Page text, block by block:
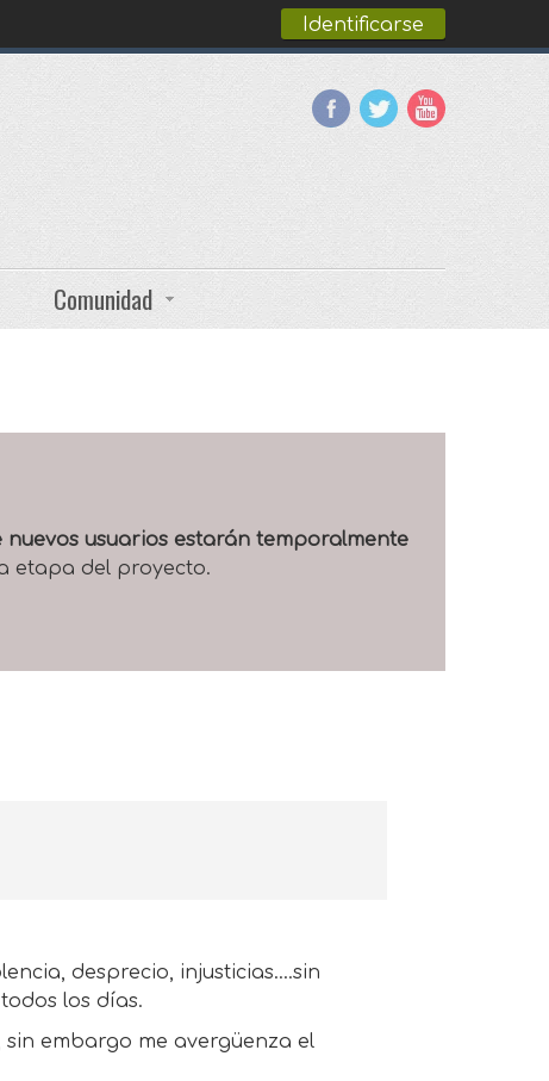
Identificarse
Comunidad
usuarios estarán temporalmente
etapa del proyecto.
desprecio, injusticias….sin
los días.
embargo me avergüenza el